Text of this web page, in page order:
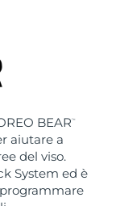
BEAR ™
aiutare a
del viso.
System ed è